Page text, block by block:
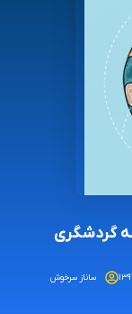
گردشگری
ساناز سرخوش